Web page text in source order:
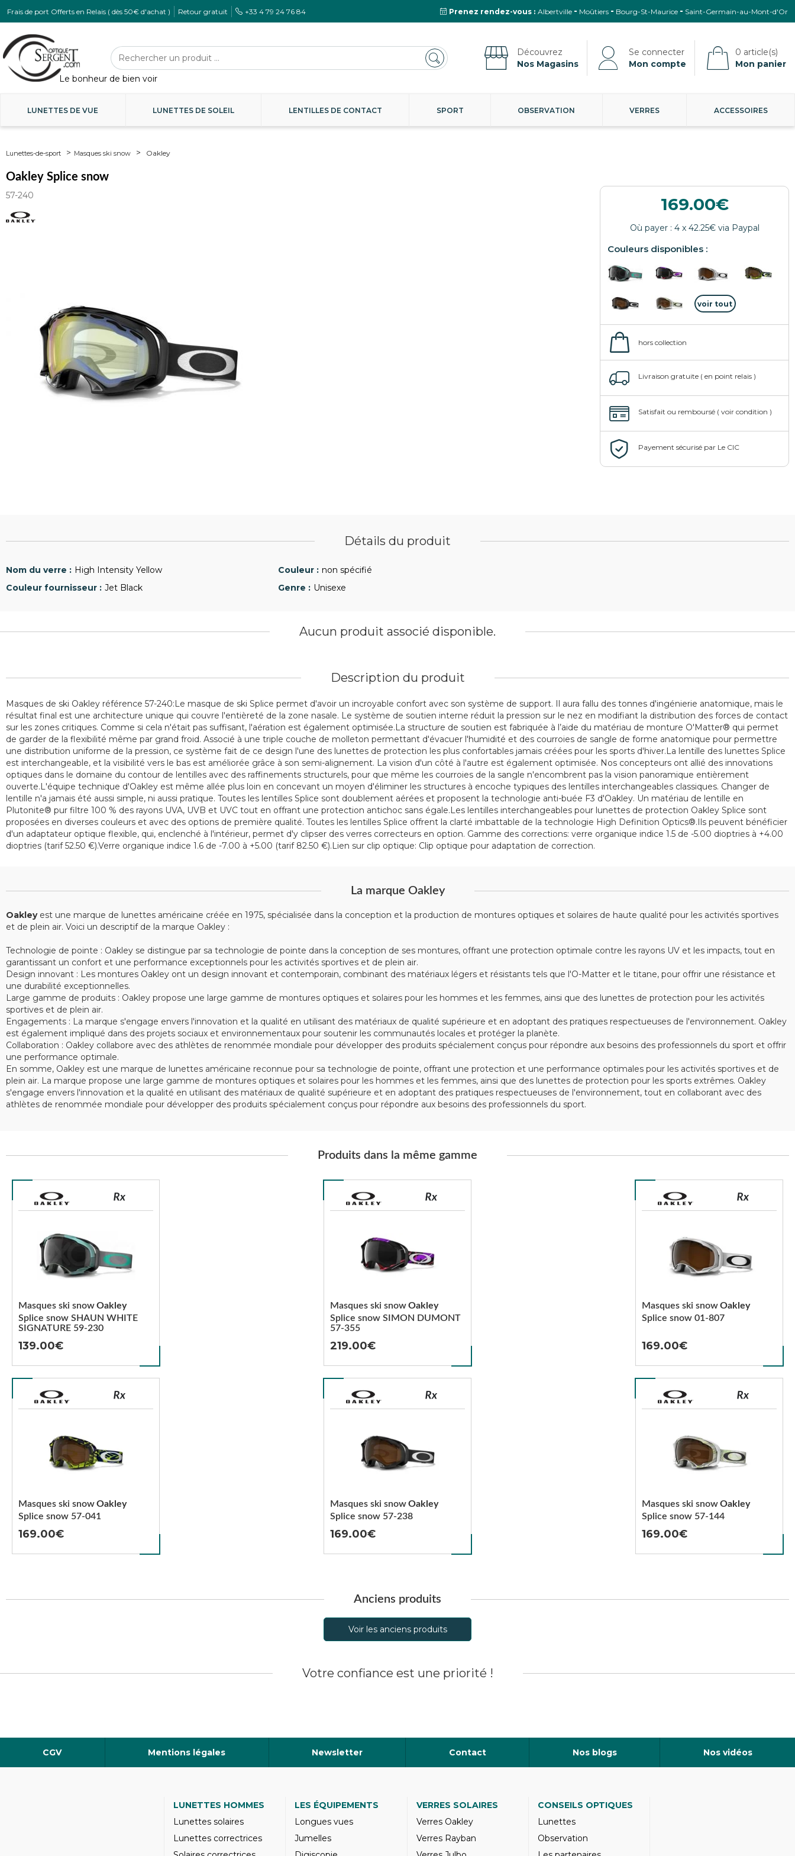
Frais de port Offerts en Relais ( dès 50€ d'achat ) Retour gratuit +33 4 79 24 76 84 Prenez rendez-vous : Albertville Moûtiers Bourg-St-Maurice Saint-Germain-au-Mont-d'Or
Nos Magasins Mon compte Mon panier
LUNETTES DE VUE LUNETTES DE SOLEIL LENTILLES DE CONTACT SPORT OBSERVATION VERRES ACCESSOIRES
Lunettes-de-sport Masques ski snow Oakley
Oakley Splice snow
57-240 169.00
Détails du produit
High Intensity Yellow
non spécifié
Jet Black
Unisexe
Description du produit
Masques de ski Oakley référence 57-240:Le masque de ski Splice permet d'avoir un incroyable confort avec son système de support. Il aura fallu des tonnes d'ingénierie anatomique, mais le
résultat final est une architecture unique qui couvre l'entièreté de la zone nasale. Le système de soutien interne réduit la pression sur le nez en modifiant la distribution des forces de contact
sur les zones critiques. Comme si cela n'était pas suffisant, l'aération est également optimisée.La structure de soutien est fabriquée à l’aide du matériau de monture O'Matter® qui permet
de garder de la flexibilité même par grand froid. Associé à une triple couche de molleton permettant d'évacuer l'humidité et des courroies de sangle de forme anatomique pour permettre
une distribution uniforme de la pression, ce système fait de ce design l'une des lunettes de protection les plus confortables jamais créées pour les sports d'hiver.La lentille des lunettes Splice
est interchangeable, et la visibilité vers le bas est améliorée grâce à son semi-alignement. La vision d'un côté à l'autre est également optimisée. Nos concepteurs ont allié des innovations
optiques dans le domaine du contour de lentilles avec des raffinements structurels, pour que même les courroies de la sangle n'encombrent pas la vision panoramique entièrement
ouverte.L'équipe technique d'Oakley est même allée plus loin en concevant un moyen d'éliminer les structures à encoche typiques des lentilles interchangeables classiques. Changer de
lentille n'a jamais été aussi simple, ni aussi pratique. Toutes les lentilles Splice sont doublement aérées et proposent la technologie anti-buée F3 d'Oakley. Un matériau de lentille en
Plutonite® pur filtre 100 % des rayons UVA, UVB et UVC tout en offrant une protection antichoc sans égale.Les lentilles interchangeables pour lunettes de protection Oakley Splice sont
proposées en diverses couleurs et avec des options de première qualité. Toutes les lentilles Splice offrent la clarté imbattable de la technologie High Definition Optics®.Ils peuvent bénéficier
d'un adaptateur optique flexible, qui, enclenché à l'intérieur, permet d'y clipser des verres correcteurs en option. Gamme des corrections: verre organique indice 1.5 de -5.00 dioptries à +4.00
dioptries (tarif 52.50 €).Verre organique indice 1.6 de -7.00 à +5.00 (tarif 82.50 €).Lien sur clip optique: Clip optique pour adaptation de correction.
La marque Oakley
Oakleyest une marque de lunettes américaine créée en 1975, spécialisée dans la conception et la production de montures optiques et solaires de haute qualité pour les activités sportives
et de plein air. Voici un descriptif de la marque Oakley :
Technologie de pointe : Oakley se distingue par sa technologie de pointe dans la conception de ses montures, offrant une protection optimale contre les rayons UV et les impacts, tout en
garantissant un confort et une performance exceptionnels pour les activités sportives et de plein air.
Design innovant : Les montures Oakley ont un design innovant et contemporain, combinant des matériaux légers et résistants tels que l'O-Matter et le titane, pour offrir une résistance et
une durabilité exceptionnelles.
Large gamme de produits : Oakley propose une large gamme de montures optiques et solaires pour les hommes et les femmes, ainsi que des lunettes de protection pour les activités
sportives et de plein air.
Engagements : La marque s'engage envers l'innovation et la qualité en utilisant des matériaux de qualité supérieure et en adoptant des pratiques respectueuses de l'environnement. Oakley
est également impliqué dans des projets sociaux et environnementaux pour soutenir les communautés locales et protéger la planète.
Collaboration : Oakley collabore avec des athlètes de renommée mondiale pour développer des produits spécialement conçus pour répondre aux besoins des professionnels du sport et offrir
une performance optimale.
En somme, Oakley est une marque de lunettes américaine reconnue pour sa technologie de pointe, offrant une protection et une performance optimales pour les activités sportives et de
plein air. La marque propose une large gamme de montures optiques et solaires pour les hommes et les femmes, ainsi que des lunettes de protection pour les sports extrêmes. Oakley
s'engage envers l'innovation et la qualité en utilisant des matériaux de qualité supérieure et en adoptant des pratiques respectueuses de l'environnement, tout en collaborant avec des
athlètes de renommée mondiale pour développer des produits spécialement conçus pour répondre aux besoins des professionnels du sport.
Produits dans la même gamme
Splice snow SHAUN WHITE
SIGNATURE 59-230
Masques ski snowOakley
139.00
Splice snow SIMON DUMONT
57-355
Masques ski snowOakley
219.00
Splice snow 01-807
Masques ski snowOakley
169.00
Splice snow 57-041
Masques ski snowOakley
169.00
Splice snow 57-238
Masques ski snowOakley
169.00
Splice snow 57-144
Masques ski snowOakley
169.00
Aucun produit associé disponible.
Anciens produits
Voir les anciens produits
Votre confiance est une priorité !
CGV Mentions légales Newsletter Contact Nos blogs Nos vidéos
LUNETTES HOMMES
Lunettes solaires
Lunettes correctrices
LES ÉQUIPEMENTS
Longues vues
Jumelles
VERRES SOLAIRES
Verres Oakley
Verres Rayban
CONSEILS OPTIQUES
Lunettes
Observation